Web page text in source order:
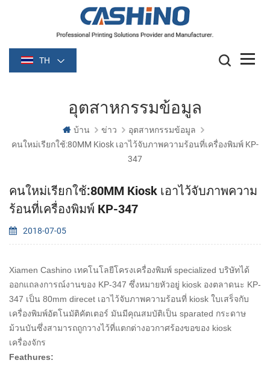
TH
อุตสาหกรรมข้อมูล
บ้าน ข่าว
อุตสาหกรรมข้อมูล
คนใหม่เรียกใช้:80MM Kiosk เอาไว้จับภาพความร้อนที่เครื่องพิมพ์ KP-
347
คนใหม่เรียกใช้:80MM Kiosk เอาไว้จับภาพความ
ร้อนที่เครื่องพิมพ์ KP-347
2018-07-05
Xiamen Cashino เทคโนโลยีโครงเครื่องพิมพ์ specialized บริษัทได้
ออกแถลงการณ์งานของ KP-347 ซึ่งหมายหัวอยู่ kiosk องตลาดนะ KP-
347 เป็น 80mm direcet เอาไว้จับภาพความร้อนที่ kiosk ใบเสร็จกับ
เครื่องพิมพ์อัตโนมัติคัตเตอร์ มันมีคุณสมบัติเป็น sparated กระดาษ
ม้วนบันซึ่งสามารถถูกวางไว้ที่แตกต่างอวกาศร้องขอของ kiosk
เครื่องจักร
Feathures: